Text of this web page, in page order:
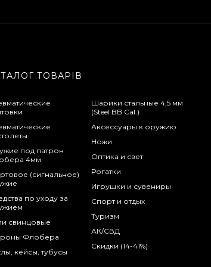
ТОВАРІВ
под патрон
4мм
(сигнальное)
по уходу за
свинцовые
Флобера
кейсы, тубусы
Шарики стальные 4,5 мм
(Steel BB Cal.)
Аксессуары к оружию
Ножи
Оптика и свет
Рогатки
Игрушки и сувениры
Спорт и отдых
Туризм
АК/СВД
Скидки (14-41%)